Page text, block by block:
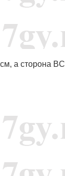
а сторона BC